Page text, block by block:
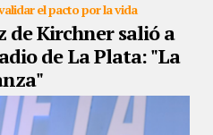
el pacto por la vida
de Kirchner salió a
de La Plata: "La